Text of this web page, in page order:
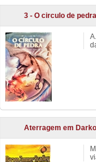
3 - O circulo de pedra
Aterragem em